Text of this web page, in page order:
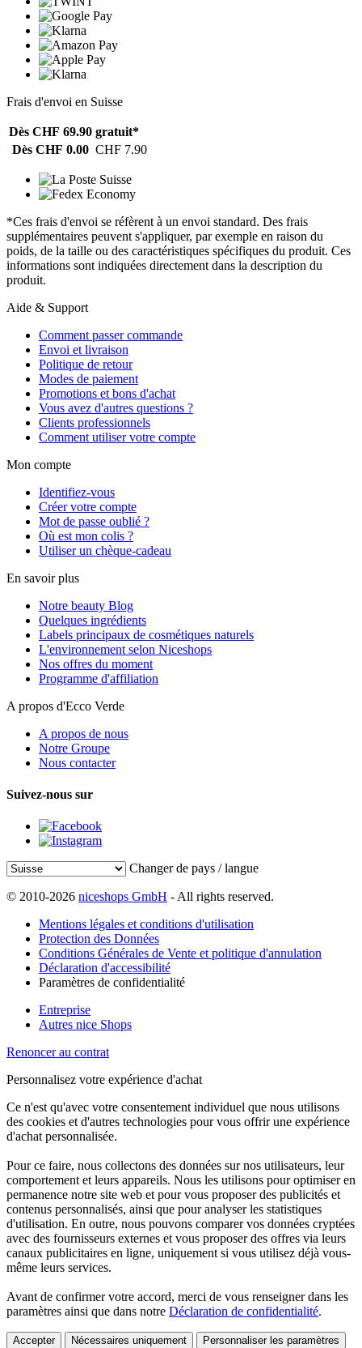
Frais d'envoi en Suisse
Dès CHF 69.90 gratuit*
Dès CHF 0.00 CHF 7.90
*Ces frais d'envoi se réfèrent à un envoi standard. Des frais
supplémentaires peuvent s'appliquer, par exemple en raison du
poids, de la taille ou des caractéristiques spécifiques du produit. Ces
informations sont indiquées directement dans la description du
produit.
Aide & Support
Comment passer commande
Envoi et livraison
Politique de retour
Modes de paiement
Promotions et bons d'achat
Vous avez d'autres questions ?
Clients professionnels
Comment utiliser votre compte
Mon compte
Identifiez-vous
Créer votre compte
Mot de passe oublié ?
Où est mon colis ?
Utiliser un chèque-cadeau
En savoir plus
Notre beauty Blog
Quelques ingrédients
Labels principaux de cosmétiques naturels
L'environnement selon Niceshops
Nos offres du moment
Programme d'affiliation
A propos d'Ecco Verde
A propos de nous
Notre Groupe
Nous contacter
Suivez-nous sur
Changer de pays / langue
© 2010-2026 niceshops GmbH - All rights reserved.
Mentions légales et conditions d'utilisation
Protection des Données
Conditions Générales de Vente et politique d'annulation
Déclaration d'accessibilité
Paramètres de confidentialité
Entreprise
Autres nice Shops
Renoncer au contrat
Personnalisez votre expérience d'achat
Ce n'est qu'avec votre consentement individuel que nous utilisons
des cookies et d'autres technologies pour vous offrir une expérience
d'achat personnalisée.
Pour ce faire, nous collectons des données sur nos utilisateurs, leur
comportement et leurs appareils. Nous les utilisons pour optimiser en
permanence notre site web et pour vous proposer des publicités et
contenus personnalisés, ainsi que pour analyser les statistiques
d'utilisation. En outre, nous pouvons comparer vos données cryptées
avec des fournisseurs externes et vous proposer des offres via leurs
canaux publicitaires en ligne, uniquement si vous utilisez déjà vous-
même leurs services.
Avant de confirmer votre accord, merci de vous renseigner dans les
paramètres ainsi que dans notre Déclaration de confidentialité.
Accepter Nécessaires uniquement Personnaliser les paramètres